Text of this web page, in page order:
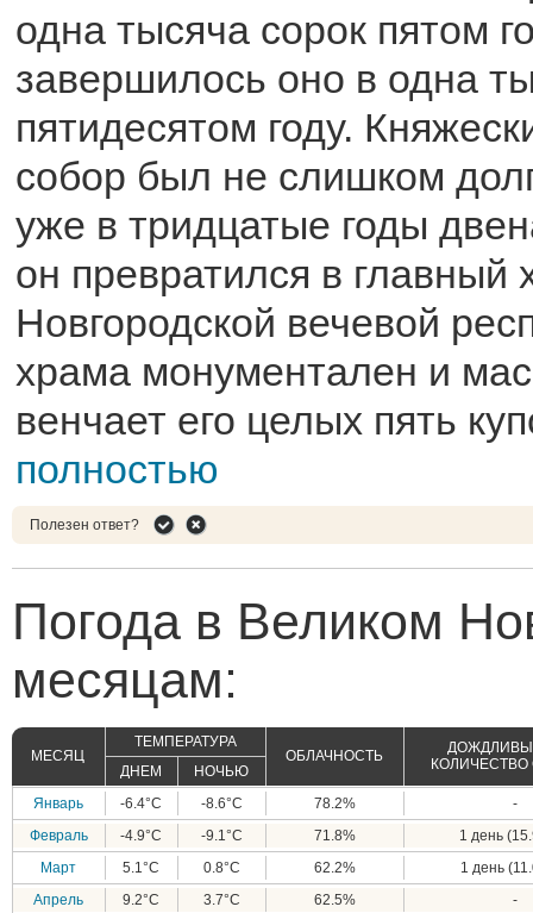
одна тысяча сорок пятом
завершилось оно в одна
пятидесятом году.
собор был не слишком
уже в тридцатые годы
он превратился в главный
Новгородской вечевой
храма монументален и
венчает его целых пять
полностью
Полезен ответ?
Погода в Великом
месяцам:
МЕСЯЦ
ТЕМПЕРАТУРА
ОБЛАЧНОСТЬ
КОЛИЧЕСТВО
ДНЕМ
НОЧЬЮ
Январь
-6.4°C -8.6°C 78.2%
-
Февраль
-4.9°C -9.1°C 71.8%
1 день
Март
5.1°C 0.8°C 62.2%
1 день
Апрель
9.2°C 3.7°C 62.5%
-